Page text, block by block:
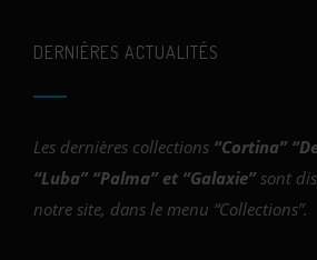
DERNIÈRES ACTUALITÉS
Les dernières collections “Cortina” “
“Luba” “Palma” et “Galaxie” sont
notre site, dans le menu “Collections”.